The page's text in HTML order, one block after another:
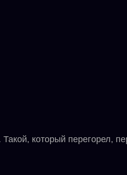
который перегорел,